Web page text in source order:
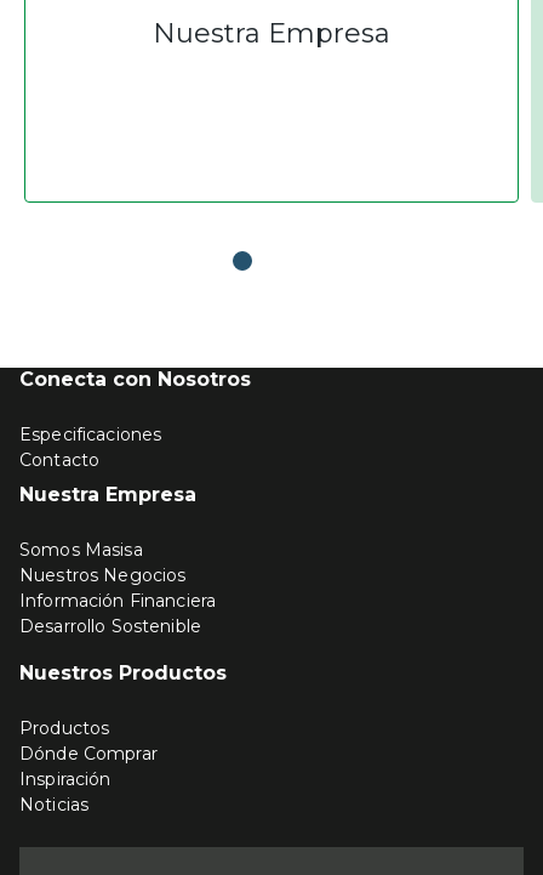
Nuestra Empresa
Conecta con Nosotros
Especificaciones
Contacto
Nuestra Empresa
Somos Masisa
Nuestros Negocios
Información Financiera
Desarrollo Sostenible
Nuestros Productos
Productos
Dónde Comprar
Inspiración
Noticias